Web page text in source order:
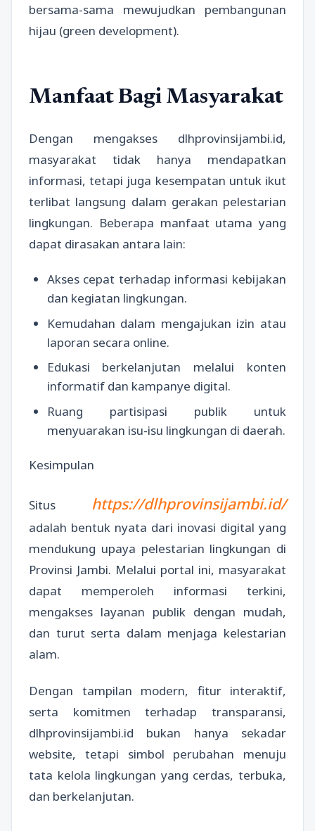
bersama-sama mewujudkan pembangunan
hijau (green development).
Manfaat Bagi Masyarakat
Dengan mengakses dlhprovinsijambi.id,
masyarakat tidak hanya mendapatkan
informasi, tetapi juga kesempatan untuk ikut
terlibat langsung dalam gerakan pelestarian
lingkungan. Beberapa manfaat utama yang
dapat dirasakan antara lain:
Akses cepat terhadap informasi kebijakan
dan kegiatan lingkungan.
Kemudahan dalam mengajukan izin atau
laporan secara online.
Edukasi berkelanjutan melalui konten
informatif dan kampanye digital.
Ruang partisipasi publik untuk
menyuarakan isu-isu lingkungan di daerah.
Kesimpulan
Situs https://dlhprovinsijambi.id/
adalah bentuk nyata dari inovasi digital yang
mendukung upaya pelestarian lingkungan di
Provinsi Jambi. Melalui portal ini, masyarakat
dapat memperoleh informasi terkini,
mengakses layanan publik dengan mudah,
dan turut serta dalam menjaga kelestarian
alam.
Dengan tampilan modern, fitur interaktif,
serta komitmen terhadap transparansi,
dlhprovinsijambi.id bukan hanya sekadar
website, tetapi simbol perubahan menuju
tata kelola lingkungan yang cerdas, terbuka,
dan berkelanjutan.